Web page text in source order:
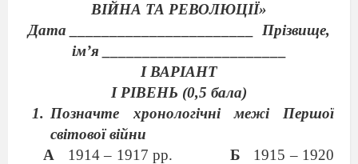
ВІЙНА ТА РЕВОЛЮЦІЇ»
Дата _______________________
Прізвище,
ім’я _______________________
І ВАРІАНТ
І РІВЕНЬ (0,5 бала)
Позначте хронологічні межі Першої
світової війни
А
1914 – 1917 рр. Б
1915 – 1920